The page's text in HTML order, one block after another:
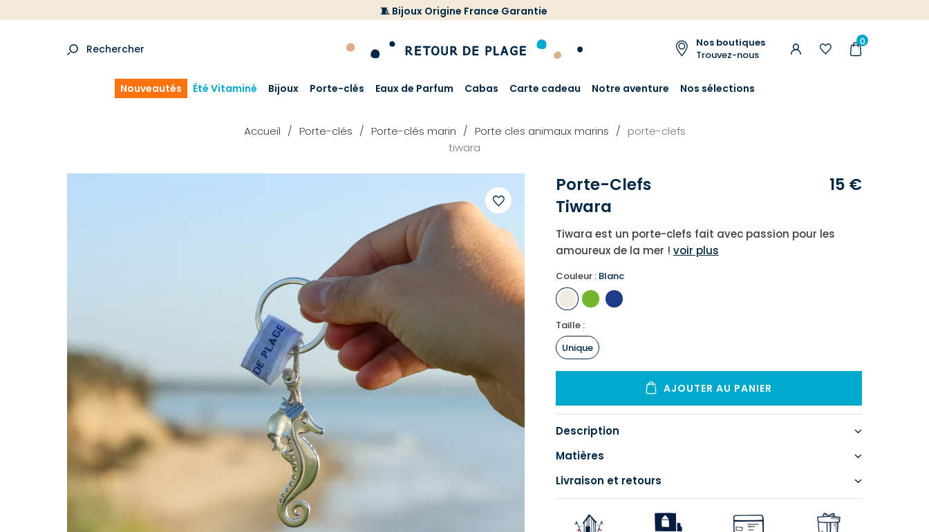
🧵 Bijoux Origine France Garantie
Rechercher
Nos boutiques
Trouvez-nous
0
Nouveautés Été Vitaminé Bijoux Porte-clés Eaux de Parfum Cabas Carte cadeau Notre aventure Nos sélections
Accueil Porte-clés Porte-clés marin Porte cles animaux marins
porte-clefs
tiwara
Ajouter
à
votre
liste
d'envies
Porte-Clefs
Tiwara
15 €
Tiwara est un porte-clefs fait avec passion pour les
amoureux de la mer ! voir plus
Couleur : Blanc
Taille :
Unique
AJOUTER AU PANIER
Description
Matières
Livraison et retours